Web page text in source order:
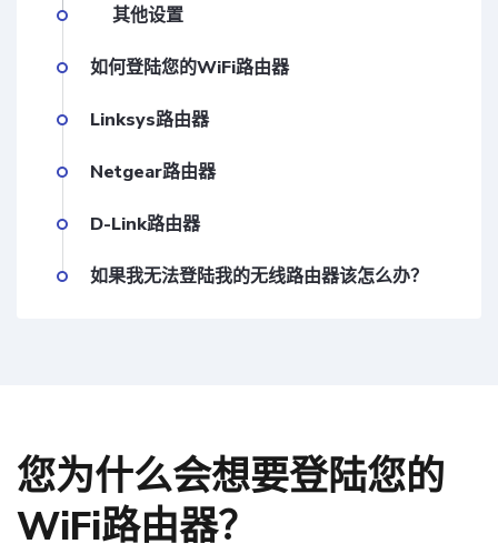
其他设置
如何登陆您的WiFi路由器
Linksys路由器
Netgear路由器
D-Link路由器
如果我无法登陆我的无线路由器该怎么办？
您为什么会想要登陆您的
WiFi路由器？